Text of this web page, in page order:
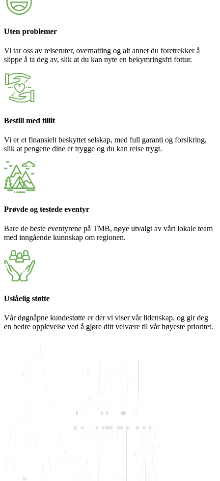
Uten problemer
Vi tar oss av reiseruter, overnatting og alt annet du foretrekker å
slippe å ta deg av, slik at du kan nyte en bekymringsfri fottur.
Bestill med tillit
Vi er et finansielt beskyttet selskap, med full garanti og forsikring,
slik at pengene dine er trygge og du kan reise trygt.
Prøvde og testede eventyr
Bare de beste eventyrene på TMB, nøye utvalgt av vårt lokale team
med inngående kunnskap om regionen.
Uslåelig støtte
Vår døgnåpne kundestøtte er der vi viser vår lidenskap, og gir deg
en bedre opplevelse ved å gjøre ditt velvære til vår høyeste prioritet.